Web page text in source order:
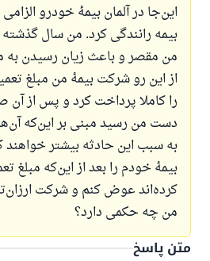
این‌جا در آلمان بیمهٔ خودرو
بیمه رانندگی کرد. من سال
من مقصر و باعث زیان رسیدن به
از این رو شرکت بیمهٔ من مبلغ
را کاملا پرداخت کرد و پس از
دست من رسید مبنی بر این‌که آن‌ها
به سبب این حادثه بیشتر خواهند
بیمهٔ خودم را بعد از این‌که مبلغ
کرده‌اند عوض کنم و شرکت
من چه حکمی دارد؟
متن پاسخ